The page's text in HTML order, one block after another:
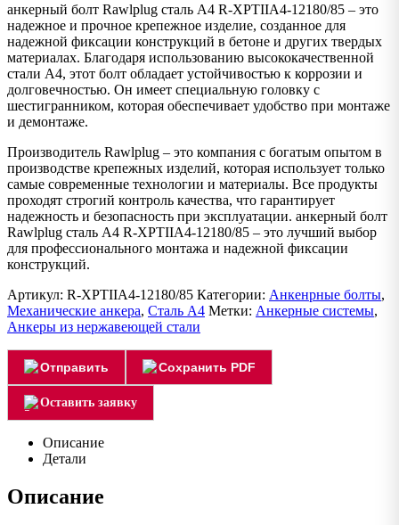
анкерный болт Rawlplug сталь А4 R-XPTIIA4-12180/85 – это
надежное и прочное крепежное изделие, созданное для
надежной фиксации конструкций в бетоне и других твердых
материалах. Благодаря использованию высококачественной
стали А4, этот болт обладает устойчивостью к коррозии и
долговечностью. Он имеет специальную головку с
шестигранником, которая обеспечивает удобство при монтаже
и демонтаже.
Производитель Rawlplug – это компания с богатым опытом в
производстве крепежных изделий, которая использует только
самые современные технологии и материалы. Все продукты
проходят строгий контроль качества, что гарантирует
надежность и безопасность при эксплуатации. анкерный болт
Rawlplug сталь А4 R-XPTIIA4-12180/85 – это лучший выбор
для профессионального монтажа и надежной фиксации
конструкций.
Артикул: R-XPTIIA4-12180/85 Категории: Анкенрные болты,
Механические анкера, Сталь А4 Метки: Анкерные системы,
Анкеры из нержавеющей стали
Отправить Сохранить PDF
Оставить заявку
Описание
Детали
Описание